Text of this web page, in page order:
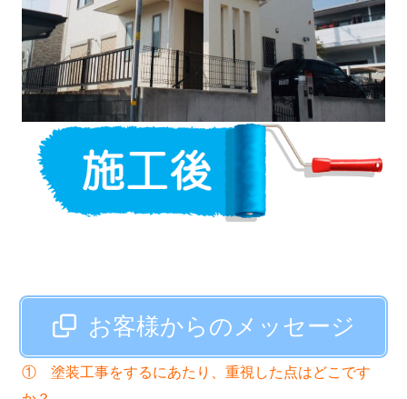
お客様からのメッセージ
① 塗装工事をするにあたり、重視した点はどこです